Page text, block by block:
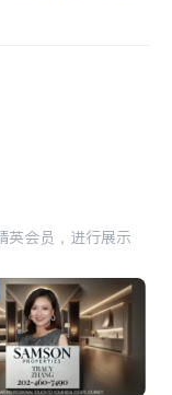
英会员，进行展示